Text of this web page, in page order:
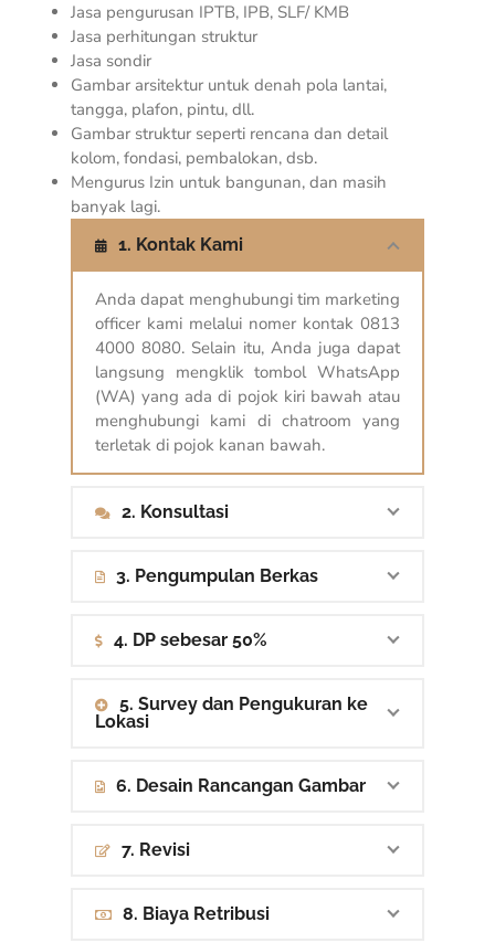
Jasa pengurusan IPTB, IPB, SLF/ KMB
Jasa perhitungan struktur
Jasa sondir
Gambar arsitektur untuk denah pola lantai,
tangga, plafon, pintu, dll.
Gambar struktur seperti rencana dan detail
kolom, fondasi, pembalokan, dsb.
Mengurus Izin untuk bangunan, dan masih
banyak lagi.
1. Kontak Kami
Anda dapat menghubungi tim marketing
officer kami melalui nomer kontak 0813
4000 8080. Selain itu, Anda juga dapat
langsung mengklik tombol WhatsApp
(WA) yang ada di pojok kiri bawah atau
menghubungi kami di chatroom yang
terletak di pojok kanan bawah.
2. Konsultasi
3. Pengumpulan Berkas
4. DP sebesar 50%
5. Survey dan Pengukuran ke
Lokasi
6. Desain Rancangan Gambar
7. Revisi
8. Biaya Retribusi